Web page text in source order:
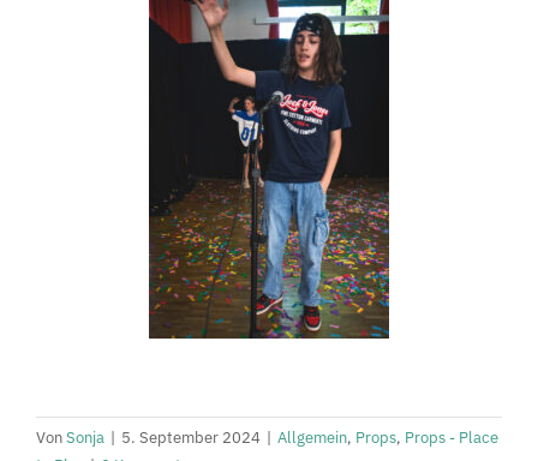
VonSonja | 5. September 2024 | Allgemein, Props, Props - Place